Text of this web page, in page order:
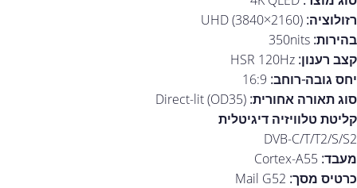
רזולוציה: UHD (3840×2160)
בהירות: 350nits
קצב רענון: HSR 120Hz
יחס גובה-רוחב: 16:9
סוג תאורה אחורית: Direct-lit (OD35)
קליטת טלוויזיה דיגיטלית
DVB-C/T/T2/S/S2
מעבד: Cortex-A55
כרטיס מסך: Mail G52